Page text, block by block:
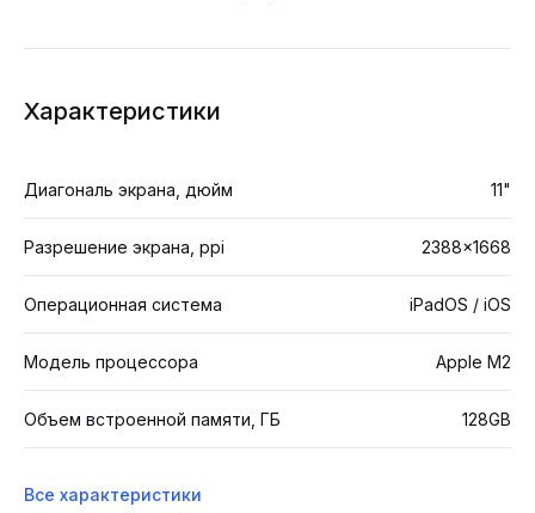
Характеристики
Диагональ экрана, дюйм 11"
Разрешение экрана, ppi 2388x1668
Операционная система iPadOS / iOS
Модель процессора Apple M2
Объем встроенной памяти, ГБ 128GB
Все характеристики